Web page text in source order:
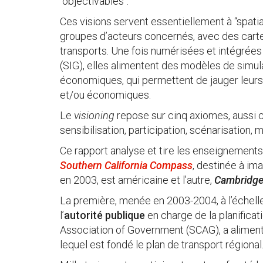
Ces visions servent essentiellement à
groupes d’acteurs concernés, avec des
transports. Une fois numérisées et
(SIG), elles alimentent des modèles de
économiques, qui permettent de jauger
et/ou économiques.
Le visioning repose sur cinq axiomes, aussi
sensibilisation, participation, scénarisation,
Ce rapport analyse et tire les
Southern California Compass, destinée à
en 2003, est américaine et l’autre,
La première, menée en 2003-2004, à
l’autorité publique en charge de la
Association of Government (SCAG), a
lequel est fondé le plan de transport